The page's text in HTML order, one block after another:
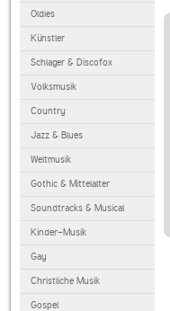
Oldies
Künstler
Schlager & Discofox
Volksmusik
Country
Jazz & Blues
Weltmusik
Gothic & Mittelalter
Soundtracks & Musical
Kinder-Musik
Gay
Christliche Musik
Gospel